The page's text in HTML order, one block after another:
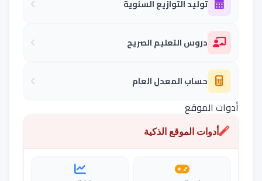
توليد التوازيع السنوية
دروس التعليم الصريح
حساب المعدل العام
أدوات الموقع
أدوات الموقع الذكية